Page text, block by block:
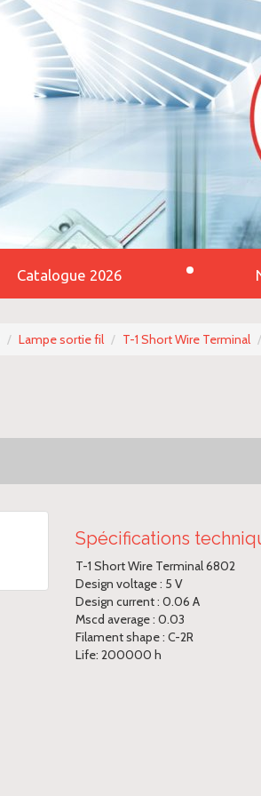
Catalogue 2026
Lampe sortie fil T-1 Short Wire Terminal
Spécifications
T-1 Short Wire Terminal 6802
Design voltage : 5 V
Design current : 0.06 A
Mscd average : 0.03
Filament shape : C-2R
Life: 200000 h